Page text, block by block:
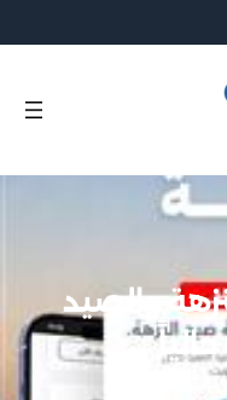
والصيد